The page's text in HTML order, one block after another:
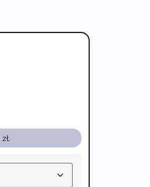
zł.